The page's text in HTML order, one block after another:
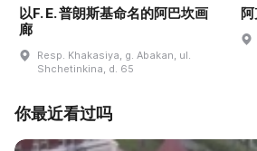
以F. E. 普朗斯基命名的阿巴坎画
廊
Resp. Khakasiya, g. Abakan, ul.
Shchetinkina, d. 65
你最近看过吗